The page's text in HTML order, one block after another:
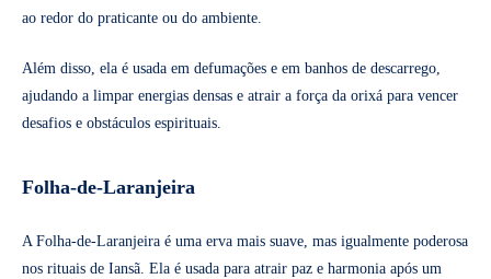
ao redor do praticante ou do ambiente.
Além disso, ela é usada em defumações e em banhos de descarrego,
ajudando a limpar energias densas e atrair a força da orixá para vencer
desafios e obstáculos espirituais.
Folha-de-Laranjeira
A Folha-de-Laranjeira é uma erva mais suave, mas igualmente poderosa
nos rituais de Iansã. Ela é usada para atrair paz e harmonia após um